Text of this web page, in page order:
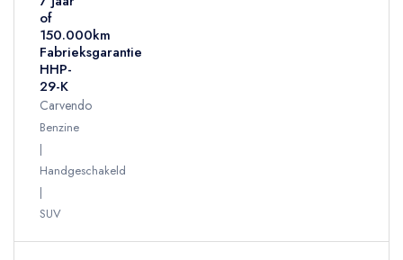
of
150.000km
Fabrieksgarantie
HHP-
29-K
Carvendo
Benzine
Handgeschakeld
SUV